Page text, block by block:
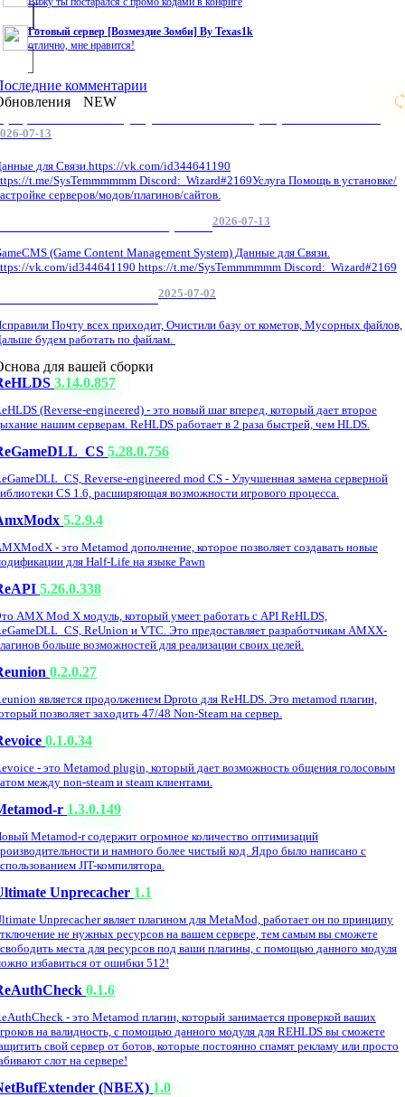
Готовый сервер [Возмездие Зомби] By Texas1k
отлично, мне нравится!
комментарии
NEW
07-13
для Связи.https://vk.com/id344641190
t.me/SysTemmmmmm Discord: Wizard#2169Услуга Помощь в установке/
серверов/модов/плагинов/сайтов.
2026-07-13
(Game Content Management System) Данные для Связи.
vk.com/id344641190 https://t.me/SysTemmmmmm Discord: Wizard#2169
2025-07-02
Почту всех приходит, Очистили базу от кометов, Мусорных файлов,
будем работать по файлам.
для вашей сборки
3.14.0.857
(Reverse-engineered) - это новый шаг вперед, который дает второе
нашим серверам. ReHLDS работает в 2 раза быстрей, чем HLDS.
5.28.0.756
Reverse-engineered mod CS - Улучшенная замена серверной
CS 1.6, расширяющая возможности игрового процесса.
5.2.9.4
- это Metamod дополнение, которое позволяет создавать новые
для Half-Life на языке Pawn
5.26.0.338
AMX Mod X модуль, который умеет работать с API ReHLDS,
ReUnion и VTC. Это предоставляет разработчикам AMXX-
больше возможностей для реализации своих целей.
0.2.0.27
является продолжением Dproto для ReHLDS. Это metamod плагин,
позволяет заходить 47/48 Non-Steam на сервер.
0.1.0.34
- это Metamod plugin, который дает возможность общения голосовым
между non-steam и steam клиентами.
r 1.3.0.149
Metamod-r содержит огромное количество оптимизаций
и намного более чистый код. Ядро было написано с
JIT-компилятора.
Unprecacher 1.1
Unprecacher являет плагином для MetaMod, работает он по принципу
не нужных ресурсов на вашем сервере, тем самым вы сможете
места для ресурсов под ваши плагины, с помощью данного модуля
избавиться от ошибки 512!
0.1.6
- это Metamod плагин, который занимается проверкой ваших
на валидность, с помощью данного модуля для REHLDS вы сможете
свой сервер от ботов, которые постоянно спамят рекламу или просто
слот на сервере!
(NBEX) 1.0